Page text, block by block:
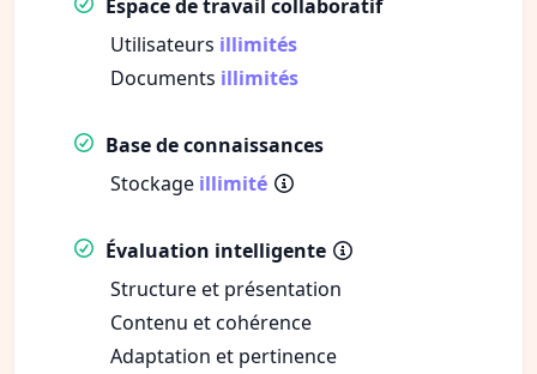
Espace de travail collaboratif
Utilisateurs illimités
Documents illimités
Base de connaissances
Stockage illimité
Évaluation intelligente
Structure et présentation
Contenu et cohérence
Adaptation et pertinence